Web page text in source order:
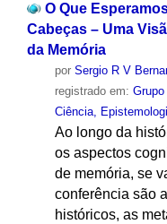
O Que
Cabeças – Uma
da Memória
por Sergio R V
registrado em:
Ciência,
Ao longo da
os aspectos
de memória, se
conferência são
históricos, as